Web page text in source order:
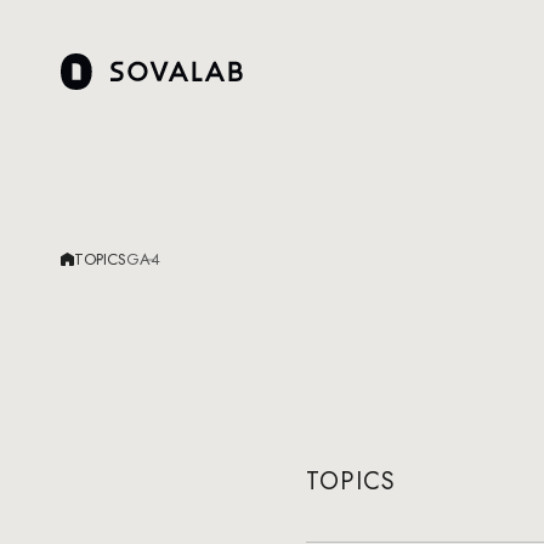
TOPICSGA4
TOPICS